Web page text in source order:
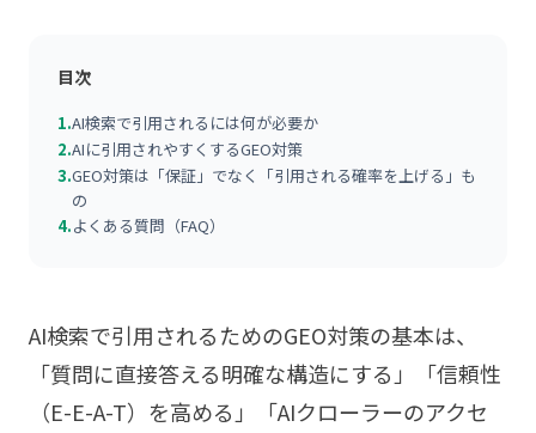
目次
1.AI検索で引用されるには何が必要か
2.AIに引用されやすくするGEO対策
3.GEO対策は「保証」でなく「引用される確率を上げる」も
の
4.よくある質問（FAQ）
AI検索で引用されるためのGEO対策の基本は、
「質問に直接答える明確な構造にする」「信頼性
（E-E-A-T）を高める」「AIクローラーのアクセ